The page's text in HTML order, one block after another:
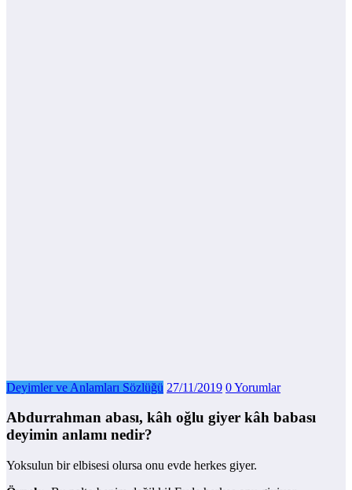
Deyimler ve Anlamları Sözlüğü 27/11/2019 0 Yorumlar
Abdurrahman abası, kâh oğlu giyer kâh babası
deyimin anlamı nedir?
Yoksulun bir elbisesi olursa onu evde herkes giyer.